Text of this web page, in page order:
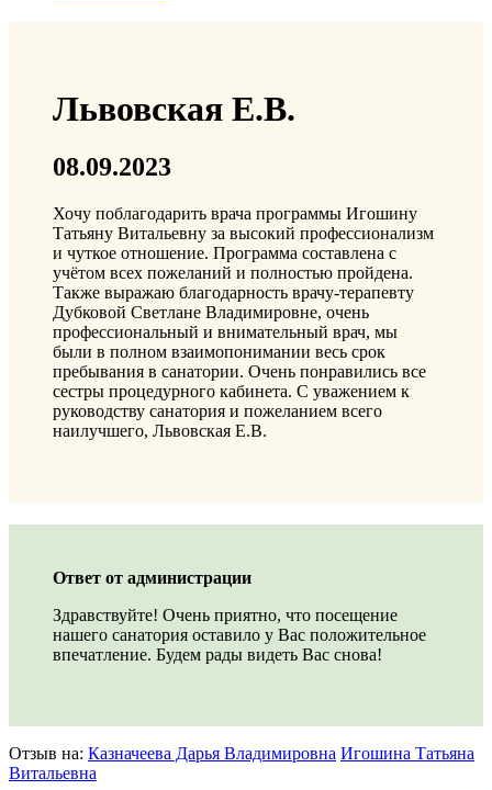
Львовская Е.В.
08.09.2023
Хочу поблагодарить врача программы Игошину
Татьяну Витальевну за высокий профессионализм
и чуткое отношение. Программа составлена с
учётом всех пожеланий и полностью пройдена.
Также выражаю благодарность врачу-терапевту
Дубковой Светлане Владимировне, очень
профессиональный и внимательный врач, мы
были в полном взаимопонимании весь срок
пребывания в санатории. Очень понравились все
сестры процедурного кабинета. С уважением к
руководству санатория и пожеланием всего
наилучшего, Львовская Е.В.
Ответ от администрации
Здравствуйте! Очень приятно, что посещение
нашего санатория оставило у Вас положительное
впечатление. Будем рады видеть Вас снова!
Отзыв на: Казначеева Дарья Владимировна Игошина Татьяна
Витальевна